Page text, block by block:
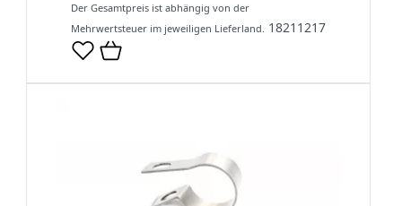
Der Gesamtpreis ist abhängig von der
Mehrwertsteuer im jeweiligen Lieferland. 18211217